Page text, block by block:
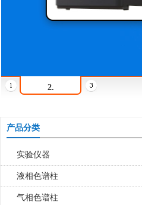
2.
产品分类
实验仪器
液相色谱柱
气相色谱柱